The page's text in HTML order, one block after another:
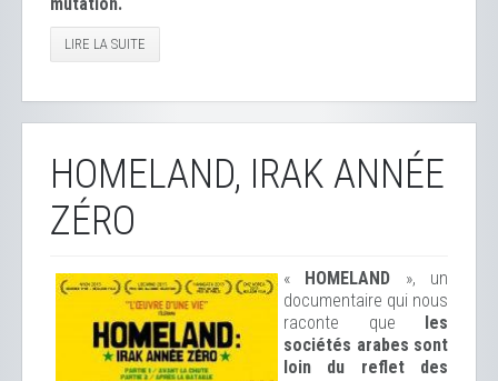
LIRE LA SUITE
HOMELAND, IRAK ANNÉE
ZÉRO
« HOMELAND », un
documentaire qui nous
raconte que les
sociétés arabes sont
loin du reflet des